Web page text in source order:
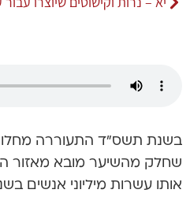
בשנת תשס”ד התעוררה
שחלק מהשיער מובא מאזור
אותו עשרות מיליוני